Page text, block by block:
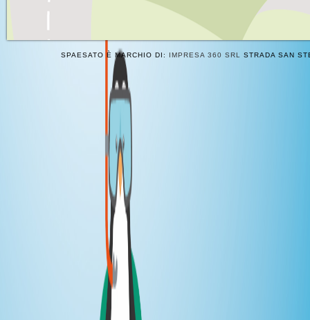
SPAESATO È MARCHIO DI: IMPRESA 360 SRL STRADA SAN